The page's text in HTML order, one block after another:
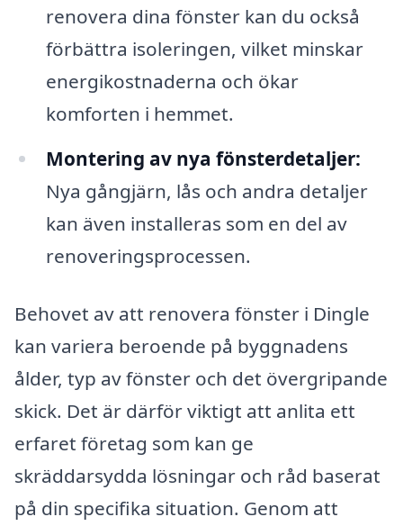
renovera dina fönster kan du också
förbättra isoleringen, vilket minskar
energikostnaderna och ökar
komforten i hemmet.
Montering av nya fönsterdetaljer:
Nya gångjärn, lås och andra detaljer
kan även installeras som en del av
renoveringsprocessen.
Behovet av att renovera fönster i Dingle
kan variera beroende på byggnadens
ålder, typ av fönster och det övergripande
skick. Det är därför viktigt att anlita ett
erfaret företag som kan ge
skräddarsydda lösningar och råd baserat
på din specifika situation. Genom att